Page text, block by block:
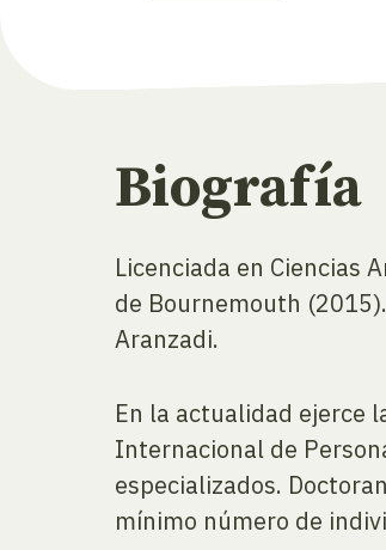
Biografía
Licenciada en Ciencias
de Bournemouth
Aranzadi.
En la actualidad ejerce
Internacional de
especializados.
mínimo número de